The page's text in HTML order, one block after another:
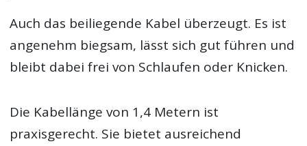
Auch das beiliegende Kabel überzeugt. Es ist
angenehm biegsam, lässt sich gut führen und
bleibt dabei frei von Schlaufen oder Knicken.
Die Kabellänge von 1,4 Metern ist
praxisgerecht. Sie bietet ausreichend